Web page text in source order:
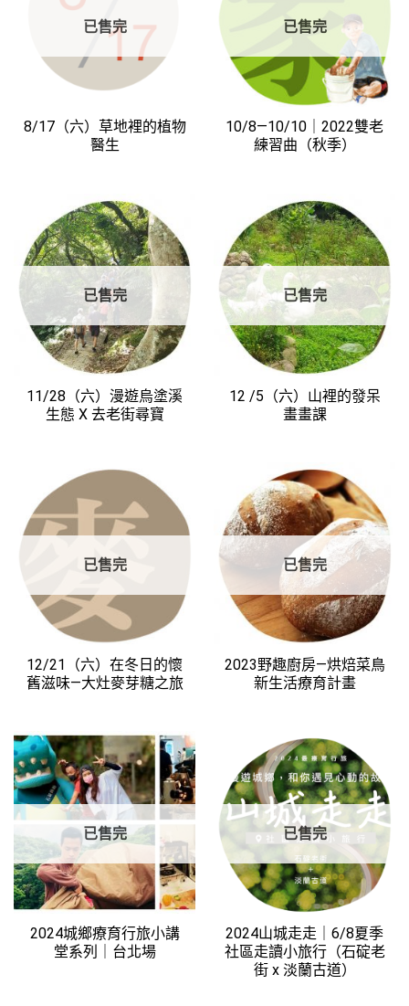
已售完
8/17（六）草地裡的植物
醫生
已售完
10/8—10/10｜2022雙老
練習曲（秋季）
已售完
11/28（六）漫遊烏塗溪
生態 X 去老街尋寶
已售完
12 /5（六）山裡的發呆
畫畫課
已售完
12/21（六）在冬日的懷
舊滋味—大灶麥芽糖之旅
已售完
2023野趣廚房—烘焙菜鳥
新生活療育計畫
已售完
2024城鄉療育行旅小講
堂系列｜台北場
已售完
2024山城走走｜6/8夏季
社區走讀小旅行（石碇老
街 x 淡蘭古道）